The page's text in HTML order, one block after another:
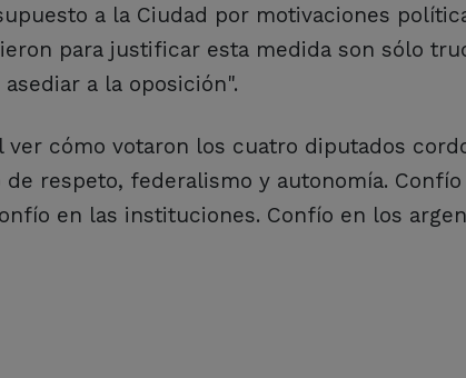
a la Ciudad por motivaciones
para justificar esta medida son sólo
a la oposición".
cómo votaron los cuatro diputados
respeto, federalismo y autonomía.
en las instituciones. Confío en los